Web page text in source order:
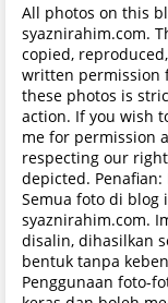
All photos on this
syaznirahim.com.
copied,
written permission
these photos is
action. If you wish
me for permission
respecting our
depicted. Penafian:
Semua foto di blog
syaznirahim.com.
disalin, dihasilkan
bentuk tanpa
Penggunaan foto-